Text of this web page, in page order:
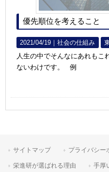
優先順位を考えること
2021/04/19｜社会の仕組み
人生の中でそんなにあれも
ないわけです。 例
サイトマップ プライバシー
栄進研が選ばれる理由 手厚